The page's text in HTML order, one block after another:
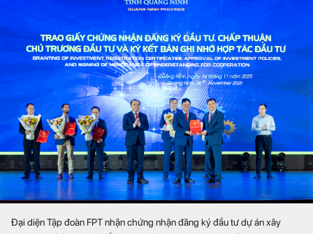
Đại diện Tập đoàn FPT nhận chứng nhận đăng ký đầu tư dự án xây